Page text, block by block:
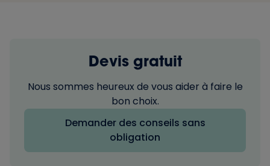
Devis gratuit
Nous sommes heureux de vous aider à faire le
bon choix.
Demander des conseils sans
obligation